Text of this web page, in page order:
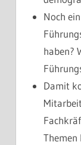
Noch
haben?
Damit